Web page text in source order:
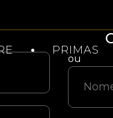
PRIMAS
ou